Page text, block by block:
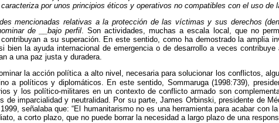
por unos principios éticos y operativos no compatibles con el uso de
mencionadas relativas a la protección de las víctimas y sus derechos
de __bajo perfil. Son actividades, muchas a escala local, que no
a su superación. En este sentido, como ha demostrado la amplia
bien la ayuda internacional de emergencia o de desarrollo a veces
a una paz justa y duradera.
la acción política a alto nivel, necesaria para solucionar los conflictos,
a políticos y diplomáticos. En este sentido, Sommaruga (1998:739),
y los político-militares en un contexto de conflicto armado son
de imparcialidad y neutralidad. Por su parte, James Orbinski, presidente de
señalaba que: “El humanitarismo no es una herramienta para acabar con
a corto plazo, que no puede borrar la necesidad a largo plazo de una